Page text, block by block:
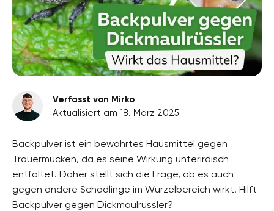
Verfasst von Mirko
Aktualisiert am 18. März 2025
Backpulver ist ein bewährtes Hausmittel gegen
Trauermücken, da es seine Wirkung unterirdisch
entfaltet. Daher stellt sich die Frage, ob es auch
gegen andere Schädlinge im Wurzelbereich wirkt. Hilft
Backpulver gegen Dickmaulrüssler?